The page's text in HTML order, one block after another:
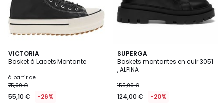
VICTORIA
Basket à Lacets Montante
à partir de
75,00 €
55,10 € -26%
2
Couleurs
SUPERGA
Baskets montantes en cuir 3051
, ALPINA
155,00 €
124,00 € -20%